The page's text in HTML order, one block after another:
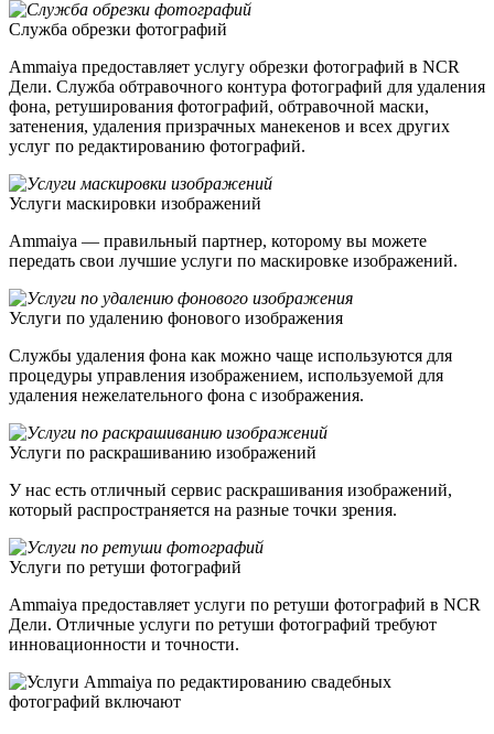
Служба обрезки фотографий
Ammaiya предоставляет услугу обрезки фотографий в NCR
Дели. Служба обтравочного контура фотографий для удаления
фона, ретуширования фотографий, обтравочной маски,
затенения, удаления призрачных манекенов и всех других
услуг по редактированию фотографий.
Услуги маскировки изображений
Ammaiya — правильный партнер, которому вы можете
передать свои лучшие услуги по маскировке изображений.
Услуги по удалению фонового изображения
Службы удаления фона как можно чаще используются для
процедуры управления изображением, используемой для
удаления нежелательного фона с изображения.
Услуги по раскрашиванию изображений
У нас есть отличный сервис раскрашивания изображений,
который распространяется на разные точки зрения.
Услуги по ретуши фотографий
Ammaiya предоставляет услуги по ретуши фотографий в NCR
Дели. Отличные услуги по ретуши фотографий требуют
инновационности и точности.